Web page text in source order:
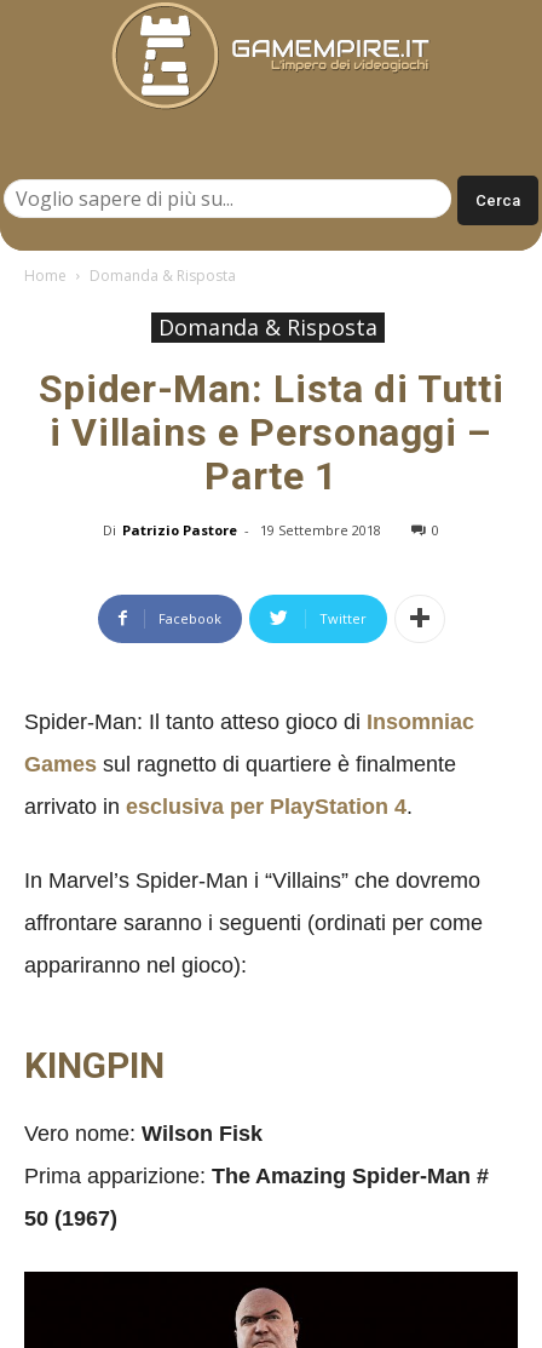
Home Domanda & Risposta
Domanda & Risposta
Spider-Man: Lista di Tutti
i Villains e Personaggi –
Parte 1
Di Patrizio Pastore - 19 Settembre 2018 0
Facebook Twitter
Spider-Man: Il tanto atteso gioco di Insomniac
Games sul ragnetto di quartiere è finalmente
arrivato in esclusiva per PlayStation 4.
In Marvel’s Spider-Man i “Villains” che dovremo
affrontare saranno i seguenti (ordinati per come
appariranno nel gioco):
KINGPIN
Vero nome: Wilson Fisk
Prima apparizione: The Amazing Spider-Man #
50 (1967)